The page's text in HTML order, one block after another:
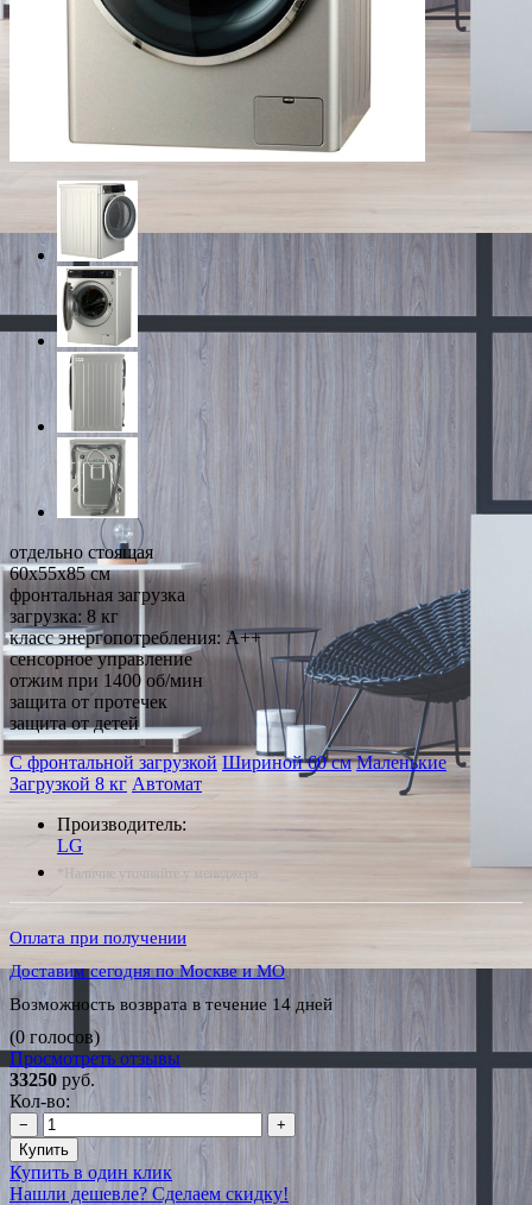
отдельно стоящая
60x55x85 см
фронтальная загрузка
загрузка: 8 кг
класс энергопотребления: A++
сенсорное управление
отжим при 1400 об/мин
защита от протечек
защита от детей
С фронтальной загрузкой Шириной 60 см Маленькие
Загрузкой 8 кг Автомат
Производитель:
LG
*Наличие уточняйте у менеджера
Оплата при получении
Доставим сегодня по Москве и МО
Возможность возврата в течение 14 дней
(0 голосов)
Просмотреть отзывы
33250 руб.
Кол-во:
−
+
Купить
Купить в один клик
Нашли дешевле? Сделаем скидку!